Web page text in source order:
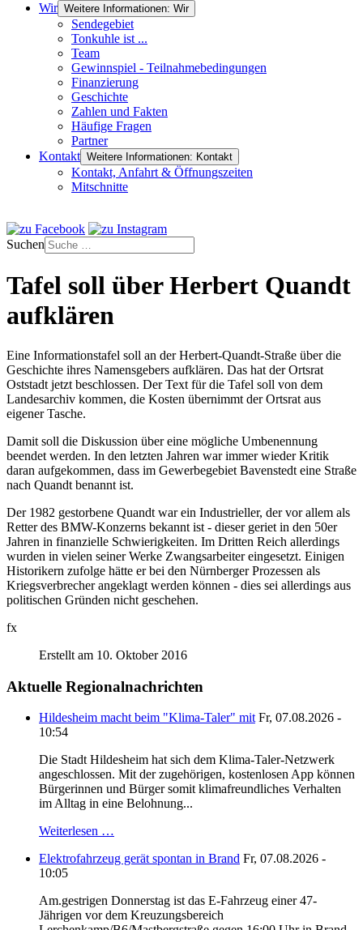
Wir Weitere Informationen: Wir
Sendegebiet
Tonkuhle ist ...
Team
Gewinnspiel - Teilnahmebedingungen
Finanzierung
Geschichte
Zahlen und Fakten
Häufige Fragen
Partner
Kontakt Weitere Informationen: Kontakt
Kontakt, Anfahrt & Öffnungszeiten
Mitschnitte
Suchen
Tafel soll über Herbert Quandt
aufklären
Eine Informationstafel soll an der Herbert-Quandt-Straße über die
Geschichte ihres Namensgebers aufklären. Das hat der Ortsrat
Oststadt jetzt beschlossen. Der Text für die Tafel soll von dem
Landesarchiv kommen, die Kosten übernimmt der Ortsrat aus
eigener Tasche.
Damit soll die Diskussion über eine mögliche Umbenennung
beendet werden. In den letzten Jahren war immer wieder Kritik
daran aufgekommen, dass im Gewerbegebiet Bavenstedt eine Straße
nach Quandt benannt ist.
Der 1982 gestorbene Quandt war ein Industrieller, der vor allem als
Retter des BMW-Konzerns bekannt ist - dieser geriet in den 50er
Jahren in finanzielle Schwierigkeiten. Im Dritten Reich allerdings
wurden in vielen seiner Werke Zwangsarbeiter eingesetzt. Einigen
Historikern zufolge hätte er bei den Nürnberger Prozessen als
Kriegsverbrecher angeklagt werden können - dies sei allerdings aus
politischen Gründen nicht geschehen.
fx
Erstellt am 10. Oktober 2016
Aktuelle Regionalnachrichten
Hildesheim macht beim "Klima-Taler" mit Fr, 07.08.2026 -
10:54
Die Stadt Hildesheim hat sich dem Klima-Taler-Netzwerk
angeschlossen. Mit der zugehörigen, kostenlosen App können
Bürgerinnen und Bürger somit klimafreundliches Verhalten
im Alltag in eine Belohnung...
Weiterlesen …
Elektrofahrzeug gerät spontan in Brand Fr, 07.08.2026 -
10:05
Am.gestrigen Donnerstag ist das E-Fahrzeug einer 47-
Jährigen vor dem Kreuzungsbereich